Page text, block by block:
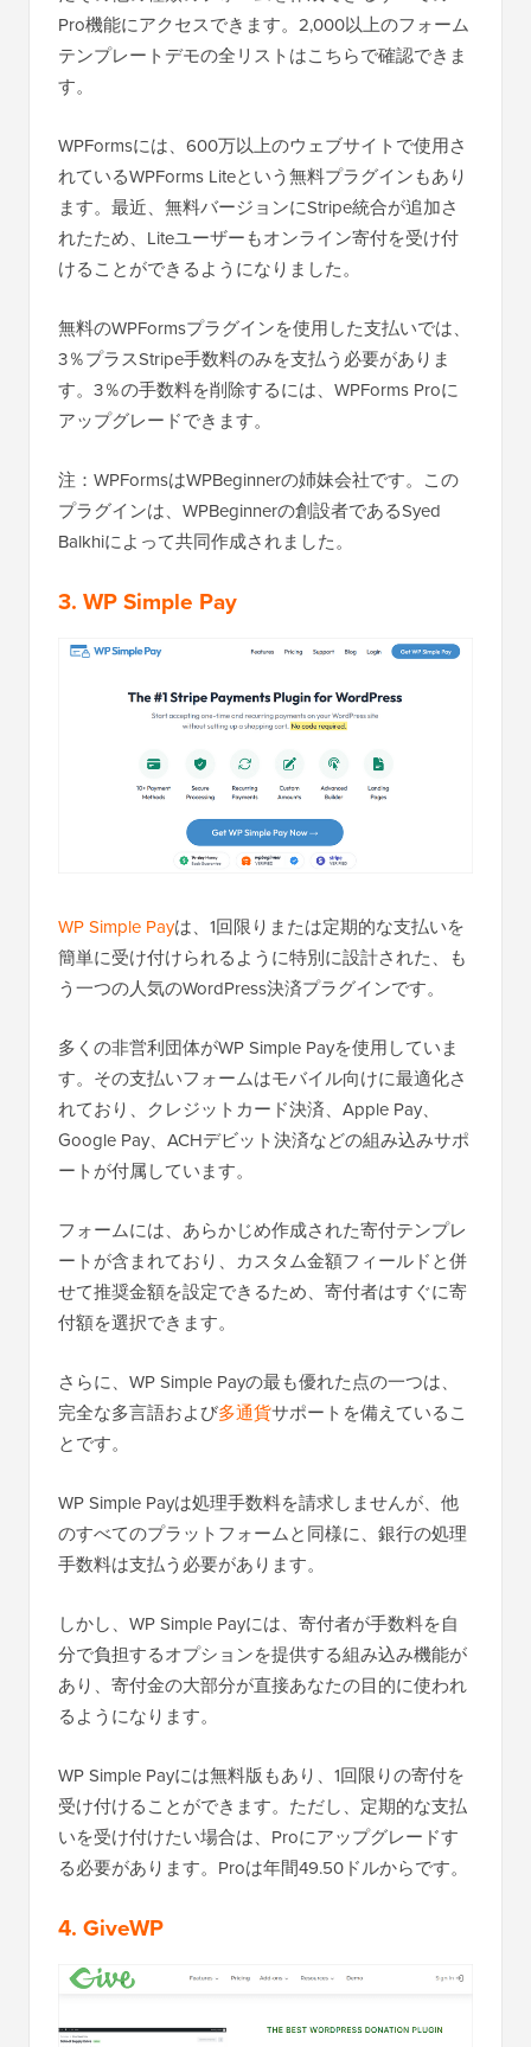
Pro機能にアクセスできます。2,000以上のフォーム
テンプレートデモの全リストはこちらで確認できま
す。
WPFormsには、600万以上のウェブサイトで使用さ
れているWPForms Liteという無料プラグインもあり
ます。最近、無料バージョンにStripe統合が追加さ
れたため、Liteユーザーもオンライン寄付を受け付
けることができるようになりました。
無料のWPFormsプラグインを使用した支払いでは、
3％プラスStripe手数料のみを支払う必要がありま
す。3％の手数料を削除するには、WPForms Proに
アップグレードできます。
注：WPFormsはWPBeginnerの姉妹会社です。この
プラグインは、WPBeginnerの創設者であるSyed
Balkhiによって共同作成されました。
3. WP Simple Pay
WP Simple Payは、1回限りまたは定期的な支払いを
簡単に受け付けられるように特別に設計された、も
う一つの人気のWordPress決済プラグインです。
多くの非営利団体がWP Simple Payを使用していま
す。その支払いフォームはモバイル向けに最適化さ
れており、クレジットカード決済、Apple Pay、
Google Pay、ACHデビット決済などの組み込みサポ
ートが付属しています。
フォームには、あらかじめ作成された寄付テンプレ
ートが含まれており、カスタム金額フィールドと併
せて推奨金額を設定できるため、寄付者はすぐに寄
付額を選択できます。
さらに、WP Simple Payの最も優れた点の一つは、
完全な多言語および多通貨サポートを備えているこ
とです。
WP Simple Payは処理手数料を請求しませんが、他
のすべてのプラットフォームと同様に、銀行の処理
手数料は支払う必要があります。
しかし、WP Simple Payには、寄付者が手数料を自
分で負担するオプションを提供する組み込み機能が
あり、寄付金の大部分が直接あなたの目的に使われ
るようになります。
WP Simple Payには無料版もあり、1回限りの寄付を
受け付けることができます。ただし、定期的な支払
いを受け付けたい場合は、Proにアップグレードす
る必要があります。Proは年間49.50ドルからです。
4. GiveWP